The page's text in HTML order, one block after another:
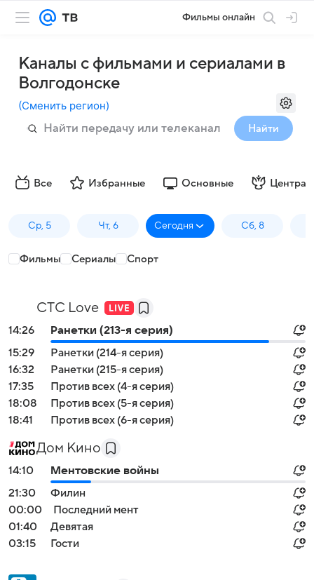
Фильмы онлайн
Каналы с фильмами и сериалами в
Волгодонске
(Сменить регион)
Найти
Все Избранные Основные
Ср, 5 Чт, 6 Сегодня Сб, 8
Фильмы Сериалы Спорт
СТС Love
14:26
Ранетки (213-я серия)
15:29
Ранетки (214-я серия)
16:32
Ранетки (215-я серия)
17:35
Против всех (4-я серия)
18:08
Против всех (5-я серия)
18:41
Против всех (6-я серия)
Дом Кино
14:10
Ментовские войны
21:30
Филин
00:00
Последний мент
01:40
Девятая
03:15
Гости